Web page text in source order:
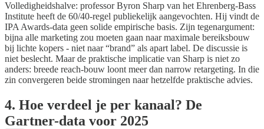
Volledigheidshalve: professor Byron Sharp van het Ehrenberg-Bass
Institute heeft de 60/40-regel publiekelijk aangevochten. Hij vindt de
IPA Awards-data geen solide empirische basis. Zijn tegenargument:
bijna alle marketing zou moeten gaan naar maximale bereiksbouw
bij lichte kopers - niet naar “brand” als apart label. De discussie is
niet beslecht. Maar de praktische implicatie van Sharp is niet zo
anders: breede reach-bouw loont meer dan narrow retargeting. In die
zin convergeren beide stromingen naar hetzelfde praktische advies.
4. Hoe verdeel je per kanaal? De
Gartner-data voor 2025